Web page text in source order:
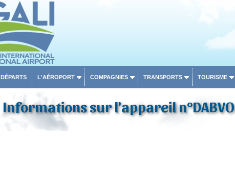
DÉPARTS L'AÉROPORT COMPAGNIES TRANSPORTS TOURISME
Informations sur l'appareil n°DABVO